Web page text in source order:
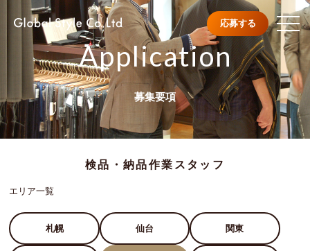
応募する
Application
募集要項
検品・納品作業スタッフ
エリア一覧
札幌 仙台 関東